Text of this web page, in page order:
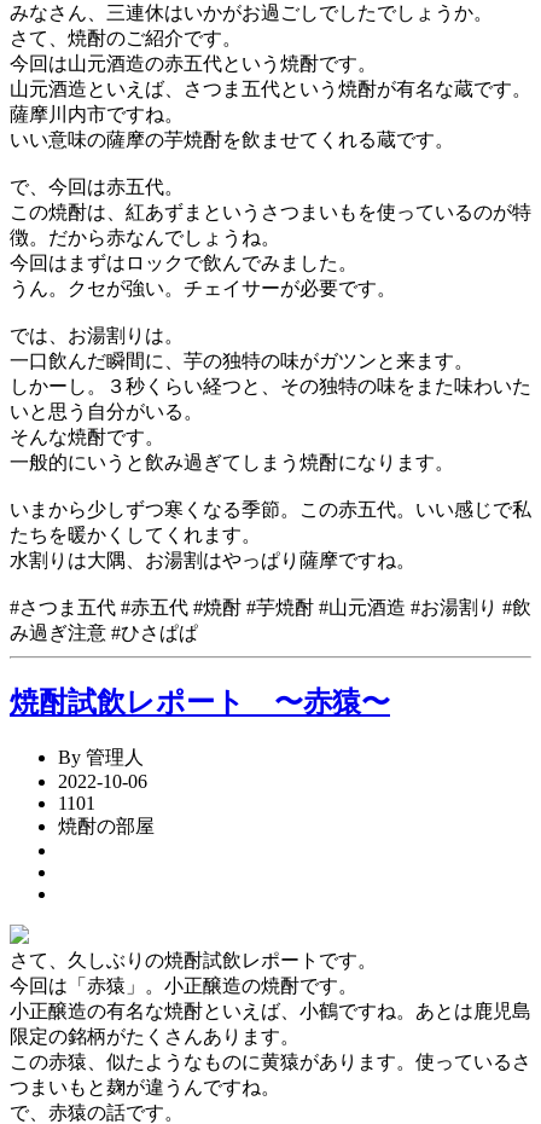
みなさん、三連休はいかがお過ごしでしたでしょうか。
さて、焼酎のご紹介です。
今回は山元酒造の赤五代という焼酎です。
山元酒造といえば、さつま五代という焼酎が有名な蔵です。
薩摩川内市ですね。
いい意味の薩摩の芋焼酎を飲ませてくれる蔵です。
で、今回は赤五代。
この焼酎は、紅あずまというさつまいもを使っているのが特
徴。だから赤なんでしょうね。
今回はまずはロックで飲んでみました。
うん。クセが強い。チェイサーが必要です。
では、お湯割りは。
一口飲んだ瞬間に、芋の独特の味がガツンと来ます。
しかーし。３秒くらい経つと、その独特の味をまた味わいた
いと思う自分がいる。
そんな焼酎です。
一般的にいうと飲み過ぎてしまう焼酎になります。
いまから少しずつ寒くなる季節。この赤五代。いい感じで私
たちを暖かくしてくれます。
水割りは大隅、お湯割はやっぱり薩摩ですね。
#さつま五代 #赤五代 #焼酎 #芋焼酎 #山元酒造 #お湯割り #飲
み過ぎ注意 #ひさぱぱ
焼酎試飲レポート 〜赤猿〜
By 管理人
2022-10-06
1101
焼酎の部屋
さて、久しぶりの焼酎試飲レポートです。
今回は「赤猿」。小正醸造の焼酎です。
小正醸造の有名な焼酎といえば、小鶴ですね。あとは鹿児島
限定の銘柄がたくさんあります。
この赤猿、似たようなものに黄猿があります。使っているさ
つまいもと麹が違うんですね。
で、赤猿の話です。